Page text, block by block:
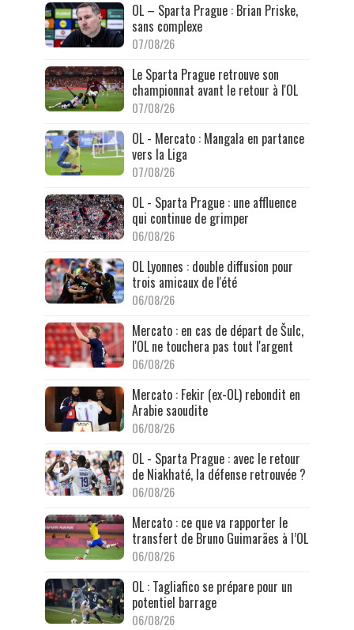
OL – Sparta Prague : Brian Priske,
sans complexe
07/08/26
Le Sparta Prague retrouve son
championnat avant le retour à l'OL
07/08/26
OL - Mercato : Mangala en partance
vers la Liga
07/08/26
OL - Sparta Prague : une affluence
qui continue de grimper
06/08/26
OL Lyonnes : double diffusion pour
trois amicaux de l'été
06/08/26
Mercato : en cas de départ de Šulc,
l'OL ne touchera pas tout l'argent
06/08/26
Mercato : Fekir (ex-OL) rebondit en
Arabie saoudite
06/08/26
OL - Sparta Prague : avec le retour
de Niakhaté, la défense retrouvée ?
06/08/26
Mercato : ce que va rapporter le
transfert de Bruno Guimarães à l’OL
06/08/26
OL : Tagliafico se prépare pour un
potentiel barrage
06/08/26